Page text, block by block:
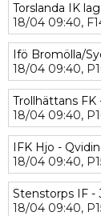
Torslanda IK
18/04 09:40,
Ifö Bromölla/
18/04 09:40,
Trollhättans FK
18/04 09:40,
IFK Hjo -
18/04 09:40,
Stenstorps IF -
18/04 09:40,